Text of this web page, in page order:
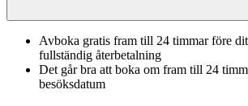
Avboka gratis fram till 24 timmar före
fullständig återbetalning
Det går bra att boka om fram till 24
besöksdatum